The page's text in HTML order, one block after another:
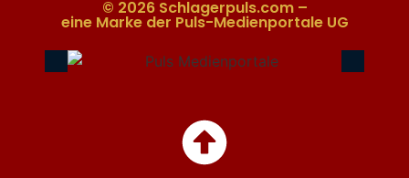
© 2026 Schlagerpuls.com –
eine Marke der Puls-Medienportale UG​